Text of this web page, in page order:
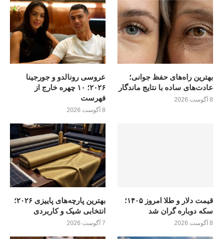
بهترین راه‌های حفظ جوانی؛
عادت‌های ساده با نتایج ماندگار
8 آگوست 2026
عروسی رونالدو و جورجینا
۲۰۲۶؛ ۱۰ چهره خارج از
فهرست
8 آگوست 2026
قیمت دلار و طلا امروز ۱۴۰۵؛
سکه دوباره گران شد
8 آگوست 2026
بهترین پارچه‌های پاییزی ۲۰۲۶؛
انتخابی شیک و کاربردی
7 آگوست 2026